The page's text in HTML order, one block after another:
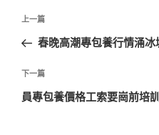
文
導
覽
上
一
文
章
上一篇
春晚高潮專包養行情涌
下
一
下一篇
員專包養價格工索要崗前培